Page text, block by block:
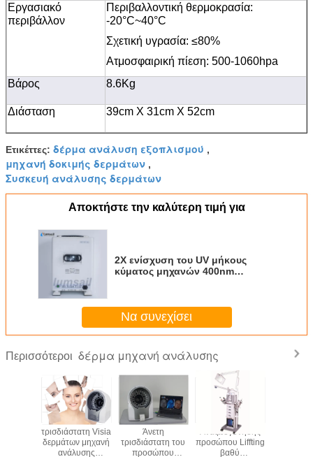
Εργασιακό
περιβάλλον
Περιβαλλοντική θερμοκρασία:
-20°C~40°C
Σχετική υγρασία: ≤80%
Ατμοσφαιρική πίεση: 500-1060hpa
Βάρος
8.6Kg
Διάσταση 39cm X 31cm X 52cm
Ετικέττες: δέρμα ανάλυση εξοπλισμού ,
μηχανή δοκιμής δερμάτων ,
Συσκευή ανάλυσης δερμάτων
Αποκτήστε την καλύτερη τιμή για
2X ενίσχυση του UV μήκους
κύματος μηχανών 400nm
Να συνεχίσει
Περισσότεροι δέρμα μηχανή ανάλυσης
τρισδιάστατη Visia
δερμάτων μηχανή
ανάλυσης
Άνετη
τρισδιάστατη του
προσώπου
Αναζωογόνησης
προσώπου Liffting
βαθύ